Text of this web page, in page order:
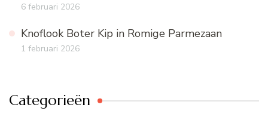
6 februari 2026
Knoflook Boter Kip in Romige Parmezaan
1 februari 2026
Categorieën